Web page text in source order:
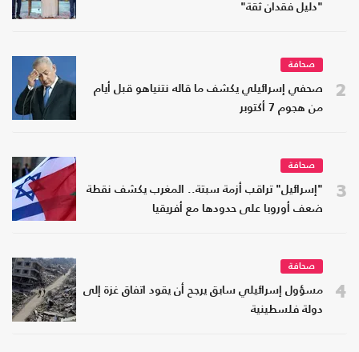
"دليل فقدان ثقة"
2
صحافة
صحفي إسرائيلي يكشف ما قاله نتنياهو قبل أيام
من هجوم 7 أكتوبر
3
صحافة
"إسرائيل" تراقب أزمة سبتة.. المغرب يكشف نقطة
ضعف أوروبا على حدودها مع أفريقيا
4
صحافة
مسؤول إسرائيلي سابق يرجح أن يقود اتفاق غزة إلى
دولة فلسطينية